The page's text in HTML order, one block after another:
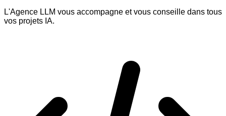
L'Agence LLM vous accompagne et vous conseille dans tous
vos projets IA.